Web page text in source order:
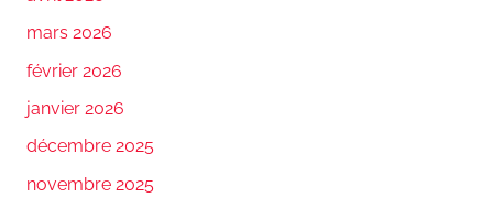
mars 2026
février 2026
janvier 2026
décembre 2025
novembre 2025